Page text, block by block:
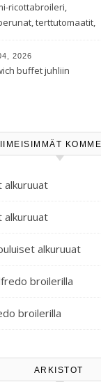
ricottabroileri,
terttutomaatit,
2026
buffet juhliin
alkuruuat
alkuruuat
alkuruuat
broilerilla
broilerilla
ARKISTOT